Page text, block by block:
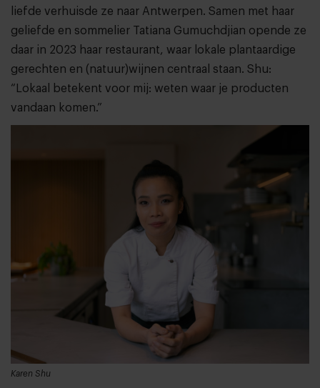
liefde verhuisde ze naar Antwerpen. Samen met haar
geliefde en sommelier Tatiana Gumuchdjian opende ze
daar in 2023 haar restaurant, waar lokale plantaardige
gerechten en (natuur)wijnen centraal staan. Shu:
“Lokaal betekent voor mij: weten waar je producten
vandaan komen.”
Karen Shu